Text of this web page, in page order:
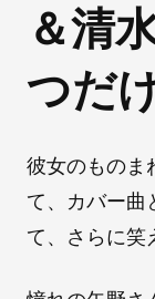
＆清
つだけ
彼女のものま
て、カバー曲
て、さらに笑